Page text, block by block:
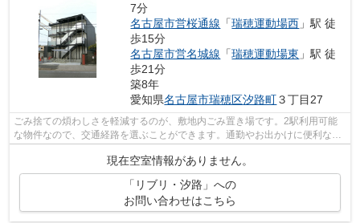
7分
名古屋市営桜通線 「瑞穂運動場西 」駅 徒
歩15分
名古屋市営名城線 「瑞穂運動場東 」駅 徒
歩21分
築8年
愛知県名古屋市瑞穂区汐路町３丁目27
ごみ捨ての煩わしさを軽減するのが、敷地内ごみ置き場です。2駅利用可能
な物件なので、交通経路を選ぶことができます。通勤やお出かけに便利な、
徒歩7分に駅のある物件です。築6年の物...
現在空室情報がありません。
「リブリ・汐路」への
お問い合わせはこちら